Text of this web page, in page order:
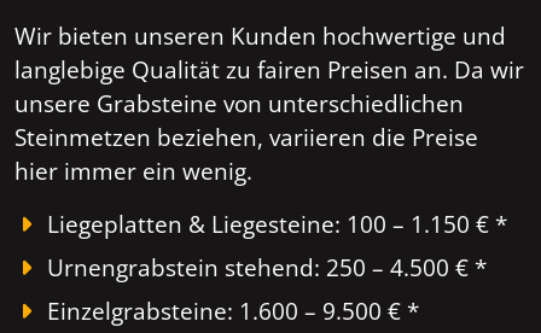
Wir bieten unseren Kunden hochwertige und
langlebige Qualität zu fairen Preisen an. Da wir
unsere Grabsteine von unterschiedlichen
Steinmetzen beziehen, variieren die Preise
hier immer ein wenig.
Liegeplatten & Liegesteine: 100 – 1.150 € *
Urnengrabstein stehend: 250 – 4.500 € *
Einzelgrabsteine: 1.600 – 9.500 € *